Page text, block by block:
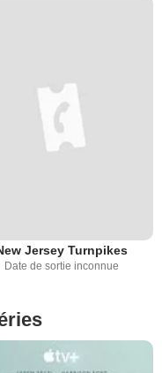
Jersey Turnpikes
Date de sortie inconnue